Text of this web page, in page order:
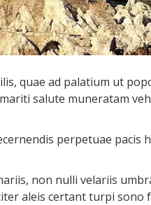
quae ad palatium ut
salute muneratam
perpetuae
non nulli velariis
aleis certant turpi